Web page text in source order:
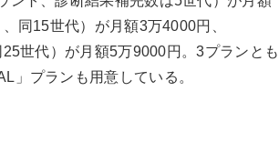
同15世代）が月額3万4000円、
世代）が月額5万9000円。3プランと
」プランも用意している。